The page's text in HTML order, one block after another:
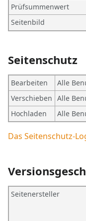
Prüfsummenwert
Seitenbild
Seitenschutz
Bearbeiten
Alle
Verschieben Alle
Hochladen
Alle
Das Seitenschutz-
Seitenersteller